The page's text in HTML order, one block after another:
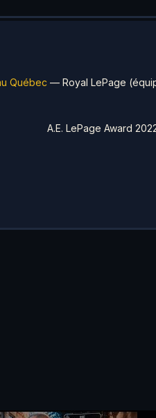
Québec — Royal LePage
A.E. LePage Award